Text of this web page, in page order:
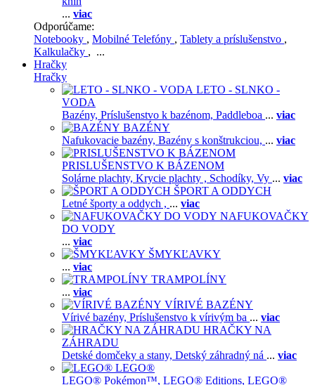
... viac
Odporúčame:
Notebooky , Mobilné Telefóny , Tablety a príslušenstvo ,
Kalkulačky , ...
Hračky
Hračky
LETO - SLNKO -
VODA
Bazény, Príslušenstvo k bazénom, Paddleboa ... viac
BAZÉNY
Nafukovacie bazény, Bazény s konštrukciou, ... viac
PRISLUŠENSTVO K BÁZENOM
Solárne plachty, Krycie plachty , Schodíky, Vy ... viac
ŠPORT A ODDYCH
Letné športy a oddych , ... viac
NAFUKOVAČKY
DO VODY
... viac
ŠMYKĽAVKY
... viac
TRAMPOLÍNY
... viac
VÍRIVÉ BAZÉNY
Vírivé bazény, Príslušenstvo k vírivým ba ... viac
HRAČKY NA
ZÁHRADU
Detské domčeky a stany, Detský záhradný ná ... viac
LEGO®
LEGO® Pokémon™, LEGO® Editions, LEGO®